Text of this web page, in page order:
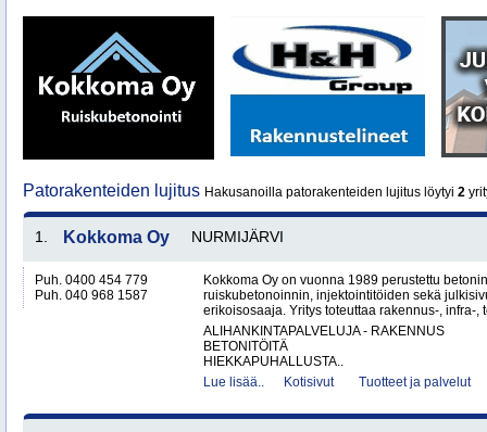
Patorakenteiden lujitus Hakusanoilla patorakenteiden lujitus löytyi 2
1. Kokkoma Oy NURMIJÄRVI
Puh. 0400 454 779
Puh. 040 968 1587
Kokkoma Oy on vuonna 1989 perustettu
ruiskubetonoinnin, injektointitöiden sekä
erikoisosaaja. Yritys toteuttaa rakennus-, infra-,
ALIHANKINTAPALVELUJA - RAKENNUS
BETONITÖITÄ
HIEKKAPUHALLUSTA..
Lue lisää..
Kotisivut Tuotteet ja palvelut